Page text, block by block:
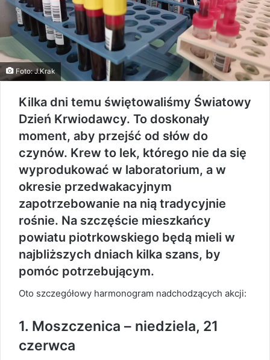
Foto: J.Krak
Kilka dni temu świętowaliśmy Światowy
Dzień Krwiodawcy. To doskonały
moment, aby przejść od słów do
czynów. Krew to lek, którego nie da się
wyprodukować w laboratorium, a w
okresie przedwakacyjnym
zapotrzebowanie na nią tradycyjnie
rośnie. Na szczęście mieszkańcy
powiatu piotrkowskiego będą mieli w
najbliższych dniach kilka szans, by
pomóc potrzebującym.
Oto szczegółowy harmonogram nadchodzących akcji:
1. Moszczenica – niedziela, 21
czerwca